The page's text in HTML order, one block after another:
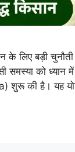
लिए बड़ी
समस्या को ध्यान
शुरू की है। यह